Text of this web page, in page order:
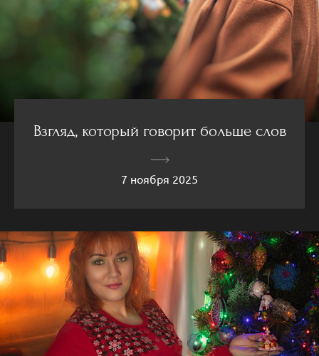
Взгляд, который говорит больше слов
7 ноября 2025